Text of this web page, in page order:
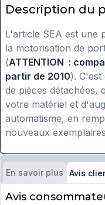
Description du
L'article SEA est une
la motorisation de
(ATTENTION :
partir de 2010). C'est
de pièces détachées,
votre matériel et
automatisme, en
nouveaux
En savoir plus Avis
Avis